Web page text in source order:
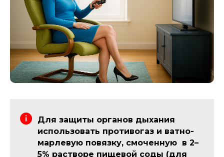
Для защиты органов дыхания
использовать противогаз и ватно-
марлевую повязку, смоченную в 2–
5% растворе пищевой соды (для